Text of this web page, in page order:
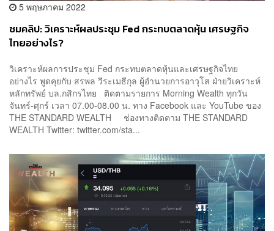
5 พฤษภาคม 2022
ชมคลิป: วิเคราะห์ผลประชุม Fed กระทบตลาดหุ้น เศรษฐกิจ
ไทยอย่างไร?
วิเคราะห์ผลการประชุม Fed กระทบตลาดหุ้นและเศรษฐกิจไทย
อย่างไร พูดคุยกับ สรพล วีระเมธีกุล ผู้อำนวยการอาวุโส ฝ่ายวิเคราะห์
หลักทรัพย์ บล.กสิกรไทย ติดตามรายการ Morning Wealth ทุกวัน
จันทร์-ศุกร์ เวลา 07.00-08.00 น. ทาง Facebook และ YouTube ของ
THE STANDARD WEALTH ช่องทางติดตาม THE STANDARD
WEALTH Twitter: twitter.com/sta...